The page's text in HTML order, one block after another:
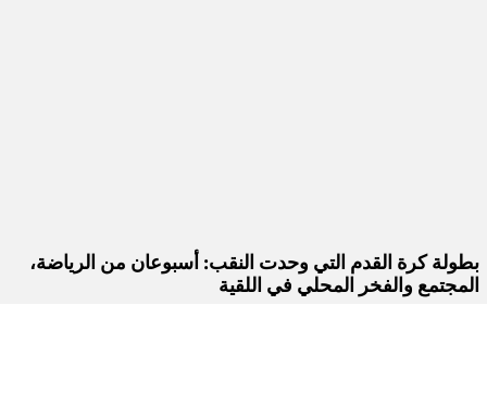
بطولة كرة القدم التي وحدت النقب: أسبوعان من الرياضة،
المجتمع والفخر المحلي في اللقية